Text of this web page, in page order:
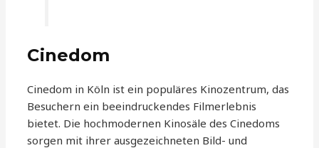
Cinedom
Cinedom in Köln ist ein populäres Kinozentrum, das
Besuchern ein beeindruckendes Filmerlebnis
bietet. Die hochmodernen Kinosäle des Cinedoms
sorgen mit ihrer ausgezeichneten Bild- und